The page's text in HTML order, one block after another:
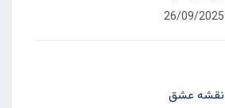
26/09/2025
نقشه عشق